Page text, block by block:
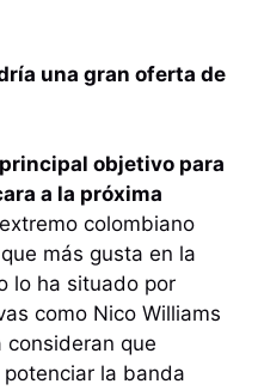
una gran oferta de
objetivo para
a la próxima
colombiano
más gusta en la
lo ha situado por
como Nico Williams
consideran que
la banda